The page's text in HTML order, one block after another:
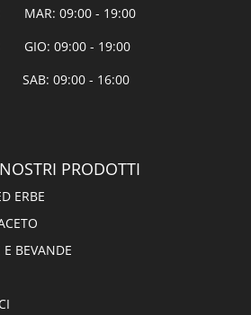
MAR: 09:00 - 19:00
GIO: 09:00 - 19:00
SAB: 09:00 - 16:00
PRODOTTI
ERBE
E BEVANDE